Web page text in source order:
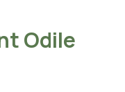
Odile